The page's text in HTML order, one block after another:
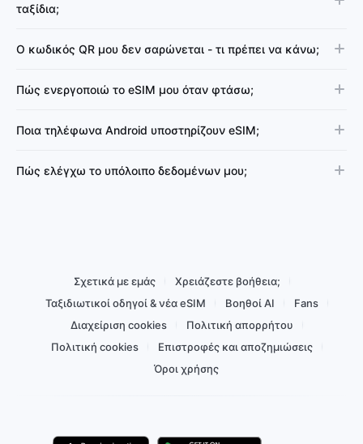
ταξίδια;
Ο κωδικός QR μου δεν σαρώνεται - τι πρέπει να κάνω;
Πώς ενεργοποιώ το eSIM μου όταν φτάσω;
Ποια τηλέφωνα Android υποστηρίζουν eSIM;
Πώς ελέγχω το υπόλοιπο δεδομένων μου;
Σχετικά με εμάς
Χρειάζεστε βοήθεια;
Ταξιδιωτικοί οδηγοί & νέα eSIM
Βοηθοί AI
Fans
Διαχείριση cookies
Πολιτική απορρήτου
Πολιτική cookies
Επιστροφές και αποζημιώσεις
Όροι χρήσης